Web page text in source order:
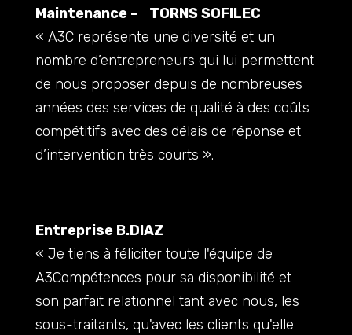
Maintenance - TORNS SOFILEC
« A3C représente une diversité et un
nombre d’entrepreneurs qui lui permettent
de nous proposer depuis de nombreuses
années des services de qualité à des coûts
compétitifs avec des délais de réponse et
d’intervention très courts ».
Entreprise B.DIAZ
« Je tiens à féliciter toute l'équipe de
A3Compétences pour sa disponibilité et
son parfait relationnel tant avec nous, les
sous-traitants, qu'avec les clients qu'elle